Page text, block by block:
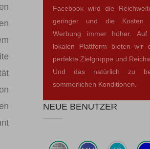
Facebook wird die
geringer und die
Werbung immer höher. Auf
lokalen Plattform bieten wir
perfekte Zielgruppe und
Und das natürlich zu
sommerlichen Konditionen.
NEUE BENUTZER